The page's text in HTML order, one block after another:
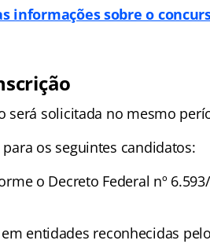
informações sobre o
será solicitada no mesmo
os seguintes candidatos:
o Decreto Federal nº
em entidades reconhecidas